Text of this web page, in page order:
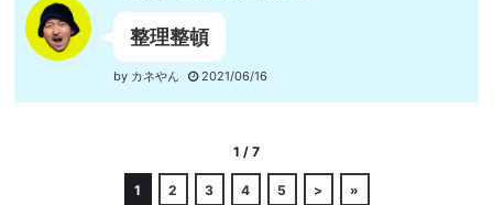
整理整頓
by カネやん 2021/06/16
1 / 7
1 2 3 4 5 > »